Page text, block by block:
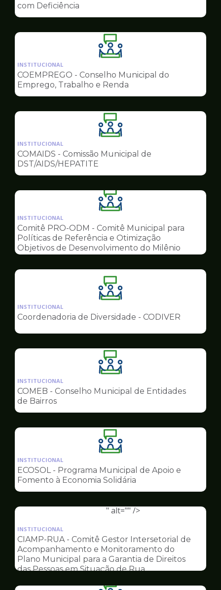
Conselhos
com Deficiência
Ilustração
da
pagina
de
Conselhos
INSTITUCIONAL
COEMPREGO - Conselho Municipal do
Emprego, Trabalho e Renda
Ilustração
da
pagina
Conselhos
INSTITUCIONAL
COMAIDS - Comissão Municipal de
DST/AIDS/HEPATITE
Ilustração
da
pagina
de
Conselhos
INSTITUCIONAL
Comitê PRO-ODM - Comitê Municipal para
Políticas de Referência e Otimização
Objetivos de Desenvolvimento do Milênio
Ilustração
da
pagina
Conselhos
INSTITUCIONAL
Coordenadoria de Diversidade - CODIVER
Ilustração
da
pagina
Conselhos
INSTITUCIONAL
COMEB - Conselho Municipal de Entidades
de Bairros
Ilustração
da
pagina
de
Conselhos
INSTITUCIONAL
ECOSOL - Programa Municipal de Apoio e
Fomento à Economia Solidária
" alt="" />
Ilustração
pagina
de
Conselhos
INSTITUCIONAL
CIAMP-RUA - Comitê Gestor Intersetorial de
Acompanhamento e Monitoramento do
Plano Municipal para a Garantia de Direitos
das Pessoas em Situação de Rua